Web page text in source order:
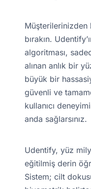
bırakın.
algoritması,
alınan anlık bir
büyük bir
güvenli ve
kullanıcı
anda sağlarsınız.
Udentify, yüz
eğitilmiş derin
Sistem; cilt